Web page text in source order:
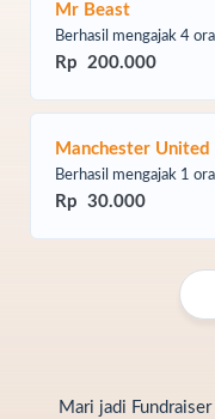
Mr Beast
Berhasil mengajak 4
Rp 200.000
Manchester United
Berhasil mengajak 1
Rp 30.000
Mari jadi